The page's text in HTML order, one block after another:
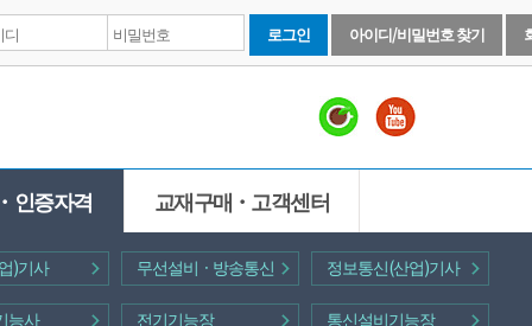
로그인 아이디/비밀번호 찾기
인증자격
)기사 무선설비ㆍ방송통신 정보통신(산업)기사
능사 전기기능장 통신설비기능장
교재구매ㆍ고객센터